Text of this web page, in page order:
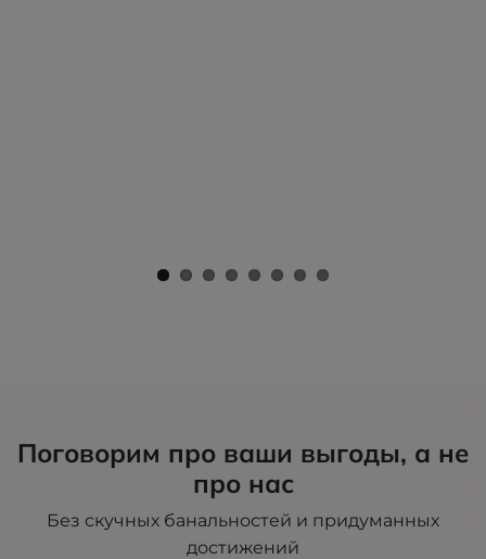
Поговорим про ваши выгоды, а не
про нас
Без скучных банальностей и придуманных
достижений